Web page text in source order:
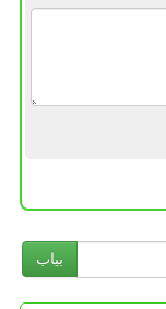
بیاب